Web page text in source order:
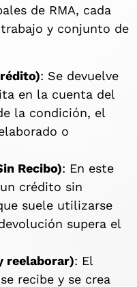
de RMA, cada
y conjunto de
: Se devuelve
en la cuenta del
la condición, el
o
Recibo): En este
crédito sin
suele utilizarse
supera el
reelaborar): El
recibe y se crea